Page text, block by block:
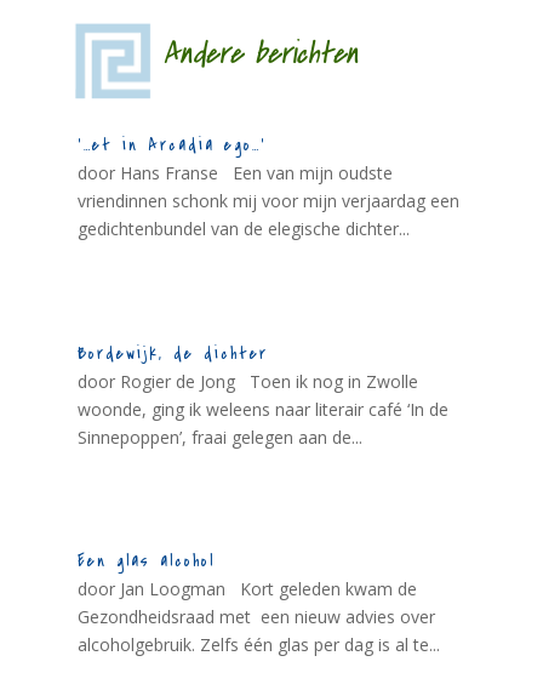
Andere berichten
‘…et in Arcadia ego…’
door Hans Franse Een van mijn oudste
vriendinnen schonk mij voor mijn verjaardag een
gedichtenbundel van de elegische dichter...
Bordewijk, de dichter
door Rogier de Jong Toen ik nog in Zwolle
woonde, ging ik weleens naar literair café ‘In de
Sinnepoppen’, fraai gelegen aan de...
Een glas alcohol
door Jan Loogman Kort geleden kwam de
Gezondheidsraad met een nieuw advies over
alcoholgebruik. Zelfs één glas per dag is al te...